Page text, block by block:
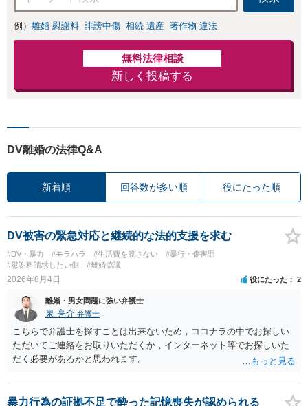
きの対処法、被害
者との示談交渉
例） 離婚 慰謝料 誹謗中傷 相続 遺産 著作物 違法
無料法律相談
新しく投稿する
DV離婚の法律Q&A
新着順 回答数が多い順 役にたった順
DV被害の緊急対応と継続的な法的支援を求む
#DV・暴力 #モラハラ #生活費を渡さない
#暴行・傷害罪
#慰謝料請求したい側
#離婚協議
2026年8月4日 役にたった 2
離婚・男女問題に強い弁護士
泉 亮介 弁護士
こちらで弁護士を探すことは出来ないため，ココナラの中でお探しい
ただいてご連絡をお取りいただくか，インターネット等でお探しいた
だく必要があるかと思われます。
暴力行為の証拠不足で酔った記憶喪失が認められる